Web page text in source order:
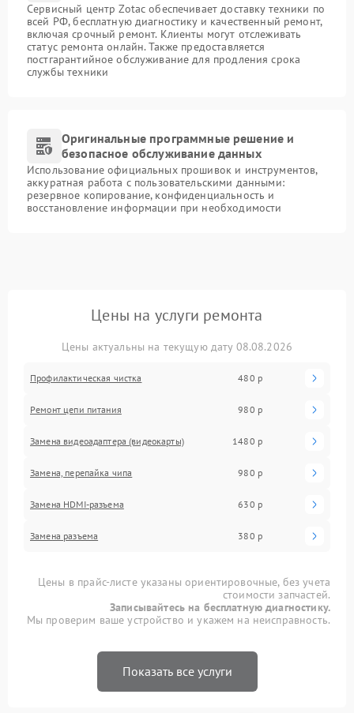
Сервисный центр Zotac обеспечивает доставку техники по
всей РФ, бесплатную диагностику и качественный ремонт,
включая срочный ремонт. Клиенты могут отслеживать
статус ремонта онлайн. Также предоставляется
постгарантийное обслуживание для продления срока
службы техники
Оригинальные программные решение и
безопасное обслуживание данных
Использование официальных прошивок и инструментов,
аккуратная работа с пользовательскими данными:
резервное копирование, конфиденциальность и
восстановление информации при необходимости
Цены на услуги ремонта
Цены актуальны на текущую дату 08.08.2026
Профилактическая чистка 480 р
Ремонт цепи питания 980 р
Замена видеоадаптера (видеокарты) 1480 р
Замена, перепайка чипа 980 р
Замена HDMI-разъема 630 р
Замена разъема 380 р
Цены в прайс-листе указаны ориентировочные, без учета
стоимости запчастей.
Записывайтесь на бесплатную диагностику.
Мы проверим ваше устройство и укажем на неисправность.
Показать все услуги